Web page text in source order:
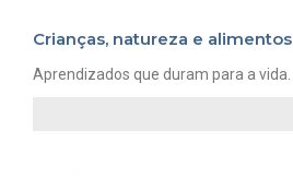
Crianças, natureza e alimentos
Aprendizados que duram para a vida.